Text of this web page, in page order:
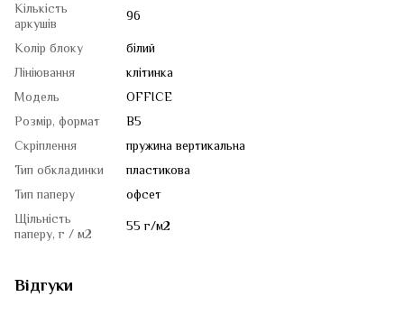
Кількість
аркушів
96
Колір блоку
білий
Лініювання
клітинка
Модель
OFFICE
Розмір, формат
B5
Скріплення
пружина вертикальна
Тип обкладинки
пластикова
Тип паперу
офсет
Щільність
паперу, г / м2
55 г/м2
Відгуки